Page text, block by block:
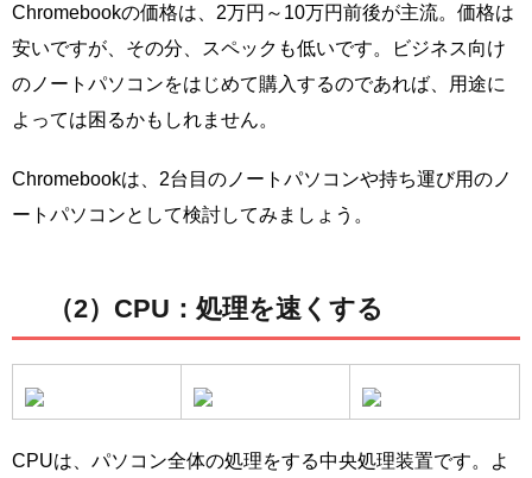
Chromebookの価格は、2万円～10万円前後が主流。価格は
安いですが、その分、スペックも低いです。ビジネス向け
のノートパソコンをはじめて購入するのであれば、用途に
よっては困るかもしれません。
Chromebookは、2台目のノートパソコンや持ち運び用のノ
ートパソコンとして検討してみましょう。
（2）CPU：処理を速くする
CPUは、パソコン全体の処理をする中央処理装置です。よ